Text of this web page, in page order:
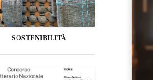
SOSTENIBILITÀ